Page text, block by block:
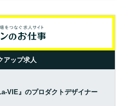
アップ求人
VIE』のプロダクトデザイナー